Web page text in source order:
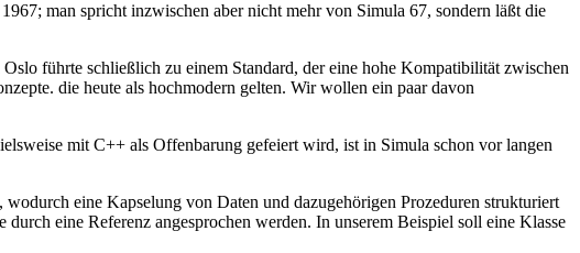
man spricht inzwischen aber nicht mehr von Simula 67, sondern läßt die
führte schließlich zu einem Standard, der eine hohe Kompatibilität zwischen
die heute als hochmodern gelten. Wir wollen ein paar davon
mit C++ als Offenbarung gefeiert wird, ist in Simula schon vor langen
eine Kapselung von Daten und dazugehörigen Prozeduren strukturiert
eine Referenz angesprochen werden. In unserem Beispiel soll eine Klasse